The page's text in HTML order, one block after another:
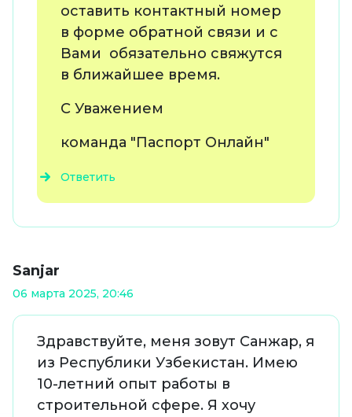
оставить контактный номер
в форме обратной связи и с
Вами обязательно свяжутся
в ближайшее время.
С Уважением
команда "Паспорт Онлайн"
Ответить
Sanjar
06 марта 2025, 20:46
Здравствуйте, меня зовут Санжар, я
из Республики Узбекистан. Имею
10-летний опыт работы в
строительной сфере. Я хочу